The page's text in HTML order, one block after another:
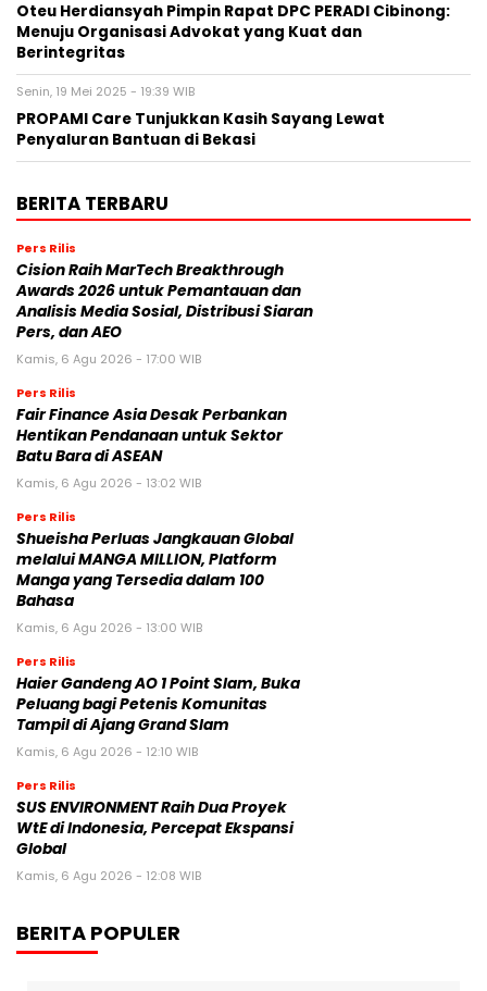
Oteu Herdiansyah Pimpin Rapat DPC PERADI Cibinong:
Menuju Organisasi Advokat yang Kuat dan
Berintegritas
Senin, 19 Mei 2025 - 19:39 WIB
PROPAMI Care Tunjukkan Kasih Sayang Lewat
Penyaluran Bantuan di Bekasi
BERITA TERBARU
Pers Rilis
Cision Raih MarTech Breakthrough
Awards 2026 untuk Pemantauan dan
Analisis Media Sosial, Distribusi Siaran
Pers, dan AEO
Kamis, 6 Agu 2026 - 17:00 WIB
Pers Rilis
Fair Finance Asia Desak Perbankan
Hentikan Pendanaan untuk Sektor
Batu Bara di ASEAN
Kamis, 6 Agu 2026 - 13:02 WIB
Pers Rilis
Shueisha Perluas Jangkauan Global
melalui MANGA MILLION, Platform
Manga yang Tersedia dalam 100
Bahasa
Kamis, 6 Agu 2026 - 13:00 WIB
Pers Rilis
Haier Gandeng AO 1 Point Slam, Buka
Peluang bagi Petenis Komunitas
Tampil di Ajang Grand Slam
Kamis, 6 Agu 2026 - 12:10 WIB
Pers Rilis
SUS ENVIRONMENT Raih Dua Proyek
WtE di Indonesia, Percepat Ekspansi
Global
Kamis, 6 Agu 2026 - 12:08 WIB
BERITA POPULER